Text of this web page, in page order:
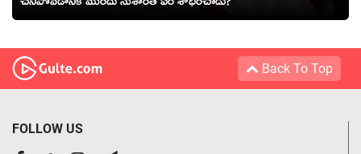
Back To Top
FOLLOW US